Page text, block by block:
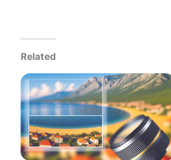
Related